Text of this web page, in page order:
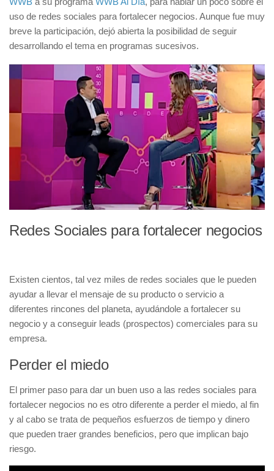
Tecnología
Podcasts
Block de Notas
Contacto
uso de redes sociales para fortalecer negocios. Aunque fue muy
breve la participación, dejó abierta la posibilidad de seguir
desarrollando el tema en programas sucesivos.
Redes Sociales para fortalecer negocios
Existen cientos, tal vez miles de redes sociales que le pueden
ayudar a llevar el mensaje de su producto o servicio a
diferentes rincones del planeta, ayudándole a fortalecer su
negocio y a conseguir leads (prospectos) comerciales para su
empresa.
Perder el miedo
El primer paso para dar un buen uso a las redes sociales para
fortalecer negocios no es otro diferente a perder el miedo, al fin
y al cabo se trata de pequeños esfuerzos de tiempo y dinero
que pueden traer grandes beneficios, pero que implican bajo
riesgo.